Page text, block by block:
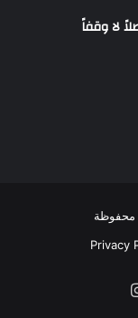
لا وقفاً
Privacy
انستقرام